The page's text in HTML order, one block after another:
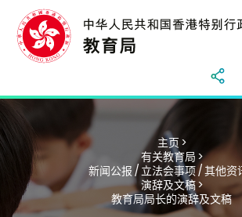
主页 >
有关教育局 >
新闻公报 / 立法会事项 / 其他资
演辞及文稿 >
教育局局长的演辞及文稿